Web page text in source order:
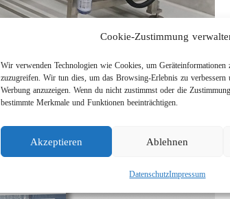
Cookie-Zustimmung
Wir verwenden Technologien wie Cookies, um Geräteinformationen
zuzugreifen. Wir tun dies, um das Browsing-Erlebnis zu verbessern
Werbung anzuzeigen. Wenn du nicht zustimmst oder die
bestimmte Merkmale und Funktionen beeinträchtigen.
Akzeptieren Ablehnen
DatenschutzImpressum